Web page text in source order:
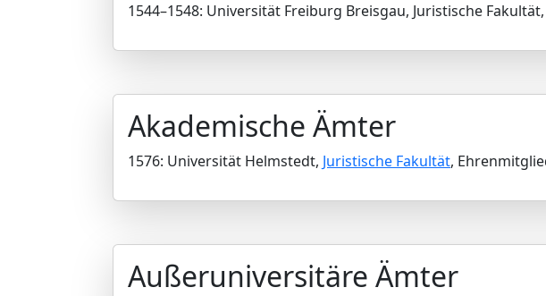
1544–1548: Universität Freiburg Breisgau, Juristische
Akademische Ämter
1576: Universität Helmstedt, Juristische Fakultät,
Außeruniversitäre Ämter